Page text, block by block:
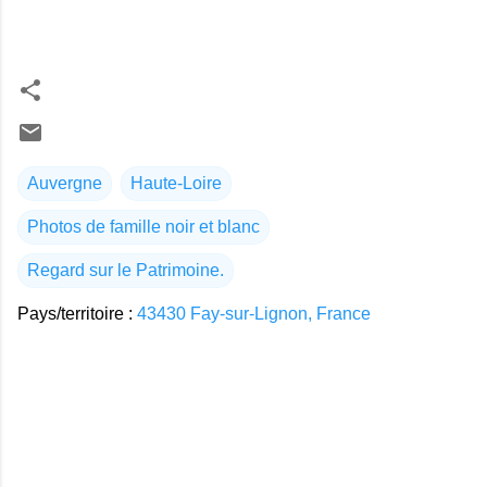
Auvergne Haute-Loire
Photos de famille noir et blanc
Regard sur le Patrimoine.
Pays/territoire : 43430 Fay-sur-Lignon, France